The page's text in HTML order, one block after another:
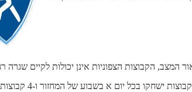
הליגה תקיים מחזור כל 3 שבועות , כאשר